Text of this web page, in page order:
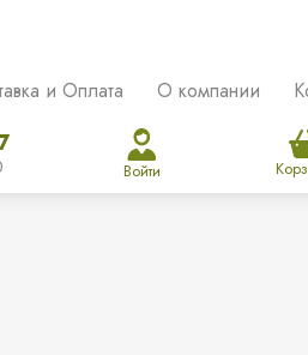
и Оплата О компании
Войти